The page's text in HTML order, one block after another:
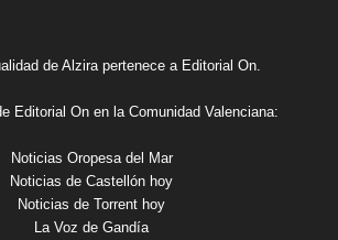
de Alzira pertenece a Editorial On.
Editorial On en la Comunidad Valenciana:
Noticias Oropesa del Mar
Noticias de Castellón hoy
Noticias de Torrent hoy
La Voz de Gandía